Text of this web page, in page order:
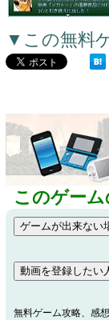
▼この無料
このゲー
無料ゲーム攻略、感